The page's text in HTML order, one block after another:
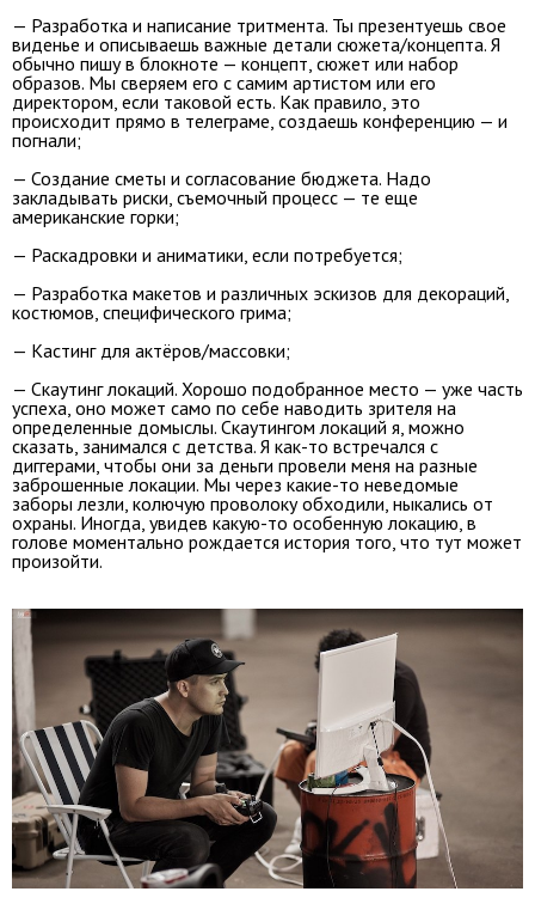
— Разработка и написание тритмента. Ты презентуешь свое
виденье и описываешь важные детали сюжета/концепта. Я
обычно пишу в блокноте — концепт, сюжет или набор
образов. Мы сверяем его с самим артистом или его
директором, если таковой есть. Как правило, это
происходит прямо в телеграме, создаешь конференцию — и
погнали;
— Создание сметы и согласование бюджета. Надо
закладывать риски, съемочный процесс — те еще
американские горки;
— Раскадровки и аниматики, если потребуется;
— Разработка макетов и различных эскизов для декораций,
костюмов, специфического грима;
— Кастинг для актёров/массовки;
— Скаутинг локаций. Хорошо подобранное место — уже часть
успеха, оно может само по себе наводить зрителя на
определенные домыслы. Скаутингом локаций я, можно
сказать, занимался с детства. Я как-то встречался с
диггерами, чтобы они за деньги провели меня на разные
заброшенные локации. Мы через какие-то неведомые
заборы лезли, колючую проволоку обходили, ныкались от
охраны. Иногда, увидев какую-то особенную локацию, в
голове моментально рождается история того, что тут может
произойти.